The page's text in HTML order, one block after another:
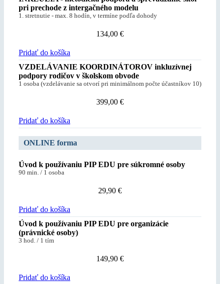
pri prechode z intergačného modelu
1. stretnutie - max. 8 hodín, v termíne podľa dohody
134,00 €
Pridať do košíka
VZDELÁVANIE KOORDINÁTOROV inkluzívnej
podpory rodičov v školskom obvode
1 osoba (vzdelávanie sa otvorí pri minimálnom počte účastníkov 10)
399,00 €
Pridať do košíka
ONLINE forma
Úvod k používaniu PIP EDU pre súkromné osoby
90 min. / 1 osoba
29,90 €
Pridať do košíka
Úvod k používaniu PIP EDU pre organizácie
(právnické osoby)
3 hod. / 1 tím
149,90 €
Pridať do košíka